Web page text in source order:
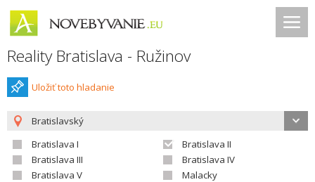
Reality Bratislava - Ružinov
Uložiť toto hladanie
Bratislavský
Bratislava I
Bratislava II
Bratislava III
Bratislava IV
Bratislava V
Malacky